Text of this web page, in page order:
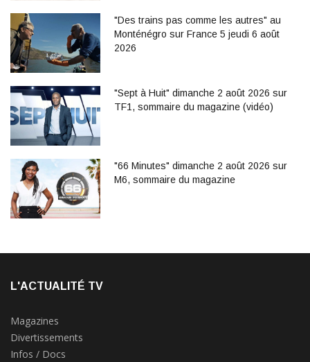
"Des trains pas comme les autres" au
Monténégro sur France 5 jeudi 6 août
2026
"Sept à Huit" dimanche 2 août 2026 sur
TF1, sommaire du magazine (vidéo)
"66 Minutes" dimanche 2 août 2026 sur
M6, sommaire du magazine
L'ACTUALITÉ TV
Magazines
Divertissements
Infos / Docs